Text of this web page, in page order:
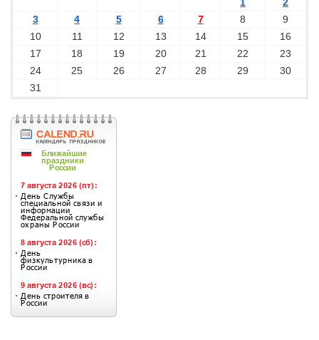
3
4 5 6 7 8
9
10
11 12 13 14 15
16
17
18 19 20 21 22
23
24
25 26 27 28 29
30
31